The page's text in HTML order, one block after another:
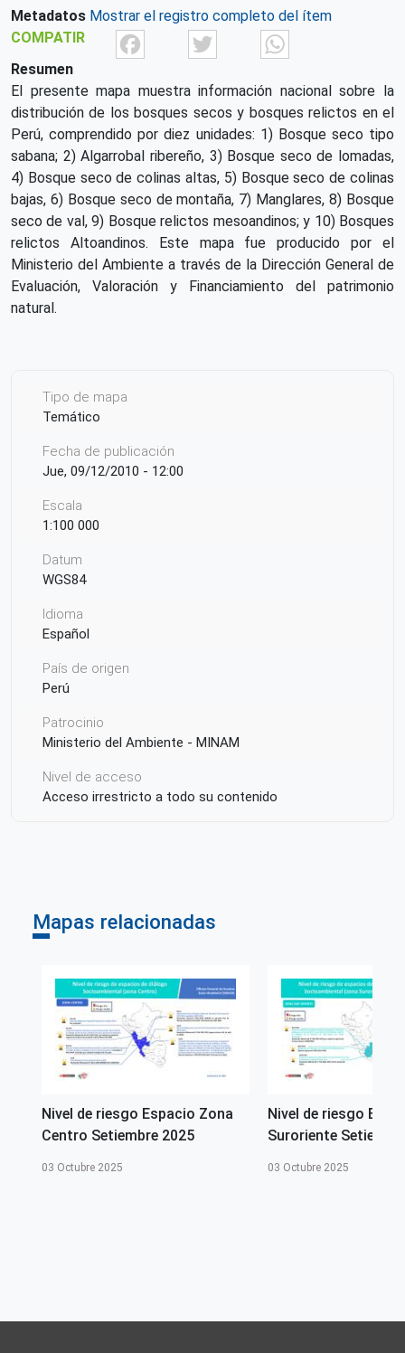
Metadatos Mostrar el registro completo del ítem
COMPATIR
FacebookTwitter
Resumen
El presente mapa muestra información nacional sobre la
distribución de los bosques secos y bosques relictos en el
Perú, comprendido por diez unidades: 1) Bosque seco tipo
sabana; 2) Algarrobal ribereño, 3) Bosque seco de lomadas,
4) Bosque seco de colinas altas, 5) Bosque seco de colinas
bajas, 6) Bosque seco de montaña, 7) Manglares, 8) Bosque
seco de val, 9) Bosque relictos mesoandinos; y 10) Bosques
relictos Altoandinos. Este mapa fue producido por el
Ministerio del Ambiente a través de la Dirección General de
Evaluación, Valoración y Financiamiento del patrimonio
natural.
Tipo de mapa
Temático
Fecha de publicación
Jue, 09/12/2010 - 12:00
Escala
1:100 000
Datum
WGS84
Idioma
Español
País de origen
Perú
Patrocinio
Ministerio del Ambiente - MINAM
Nivel de acceso
Acceso irrestricto a todo su contenido
Proyecto
Ámbito Territorial
Perú
Mapas relacionadas
Nivel de riesgo Espacio Zona
Centro Setiembre 2025
03 Octubre 2025
Nivel de riesgo
Suroriente
03 Octubre 2025